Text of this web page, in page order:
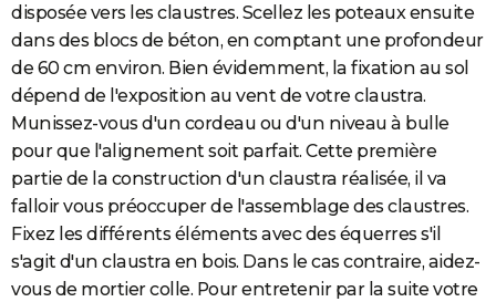
disposée vers les claustres. Scellez les poteaux ensuite
dans des blocs de béton, en comptant une profondeur
de 60 cm environ. Bien évidemment, la fixation au sol
dépend de l'exposition au vent de votre claustra.
Munissez-vous d'un cordeau ou d'un niveau à bulle
pour que l'alignement soit parfait. Cette première
partie de la construction d'un claustra réalisée, il va
falloir vous préoccuper de l'assemblage des claustres.
Fixez les différents éléments avec des équerres s'il
s'agit d'un claustra en bois. Dans le cas contraire, aidez-
vous de mortier colle. Pour entretenir par la suite votre